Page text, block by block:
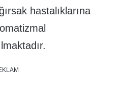
hastalıklarına